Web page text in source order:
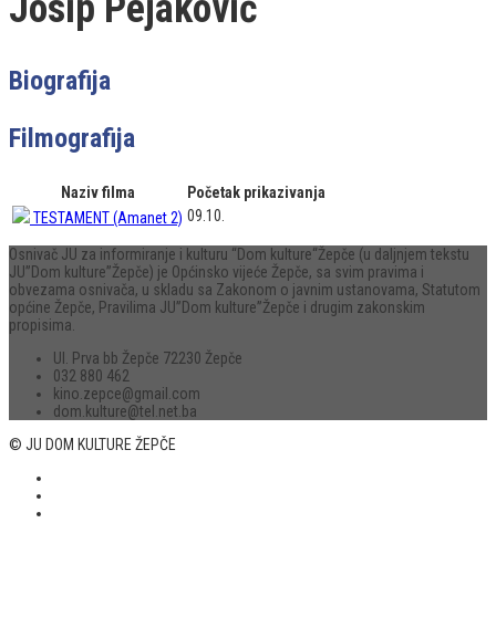
Biografija
Filmografija
Naziv filma
Početak prikazivanja
TESTAMENT (Amanet 2) 09.10.
Osnivač JU za informiranje i kulturu “Dom kulture“Žepče (u daljnjem tekstu
JU”Dom kulture”Žepče) je Općinsko vijeće Žepče, sa svim pravima i
obvezama osnivača, u skladu sa Zakonom o javnim ustanovama, Statutom
općine Žepče, Pravilima JU”Dom kulture”Žepče i drugim zakonskim
propisima.
Ul. Prva bb Žepče 72230 Žepče
032 880 462
kino.zepce@gmail.com
dom.kulture@tel.net.ba
© JU DOM KULTURE ŽEPČE